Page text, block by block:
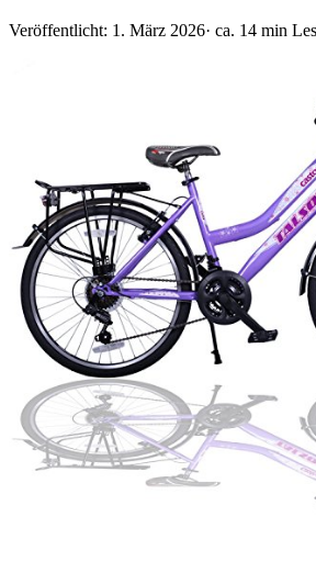
Veröffentlicht: 1. März 2026· ca. 14 min